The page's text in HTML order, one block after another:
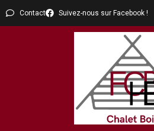
Contact Suivez-nous sur Facebook !